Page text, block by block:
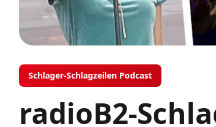
Schlager-Schlagzeilen Podcast
radioB2-